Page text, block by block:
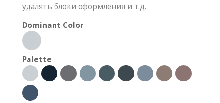
удалять блоки оформления и т.д.
Dominant Color
Palette